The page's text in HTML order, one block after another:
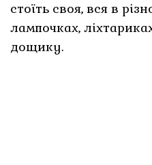
стоїть своя, вся в
лампочках,
дощику.